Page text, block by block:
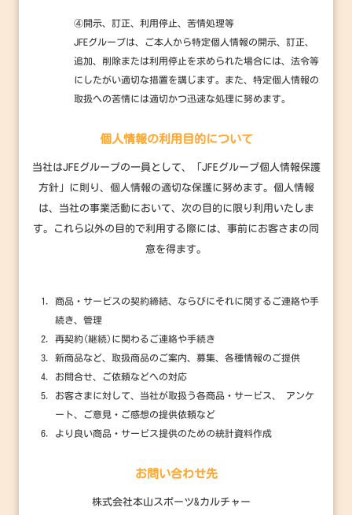
④開示、訂正、利用停止、苦情処理等
JFEグループは、ご本人から特定個人情報の開示、訂正、
追加、削除または利用停止を求められた場合には、法令等
にしたがい適切な措置を講じます。また、特定個人情報の
取扱への苦情には適切かつ迅速な処理に努めます。
個人情報の利用目的について
当社はJFEグループの一員として、「JFEグループ個人情報保護
方針」に則り、個人情報の適切な保護に努めます。個人情報
は、
当社の事業活動において、次の目的に限り利用いたしま
す。これら以外の目的で利用する際には、事前にお客さまの同
意を得ます。
商品・サービスの契約締結、ならびにそれに関するご連絡や手
続き、管理
再契約(継続)に関わるご連絡や手続き
新商品など、取扱商品のご案内、募集、各種情報のご提供
お問合せ、ご依頼などへの対応
お客さまに対して、当社が取扱う各商品・サービス、 アンケ
ート、ご意見・ご感想の提供依頼など
より良い商品・サービス提供のための統計資料作成
お問い合わせ先
株式会社本山スポーツ&カルチャー